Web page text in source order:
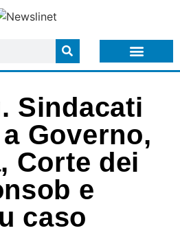
Sindacati
Governo,
Corte dei
e
caso